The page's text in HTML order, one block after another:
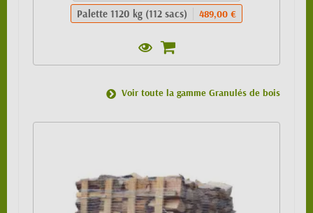
Palette 1120 kg (112 sacs) 489,00 €
Voir toute la gamme Granulés de bois